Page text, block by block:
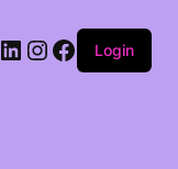
LinkedIn
Instagram
Facebook
Login